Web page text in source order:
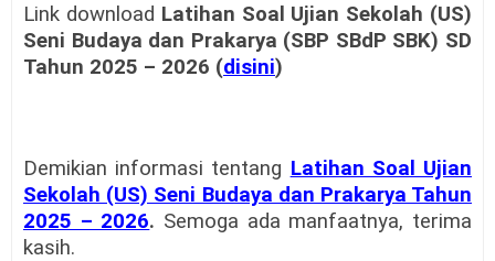
Link download Latihan Soal Ujian Sekolah (US)
Seni Budaya dan Prakarya (SBP SBdP SBK) SD
Tahun 2025 – 2026 (disini)
Demikian informasi tentang Latihan Soal Ujian
Sekolah (US) Seni Budaya dan Prakarya Tahun
2025 – 2026. Semoga ada manfaatnya, terima
kasih.